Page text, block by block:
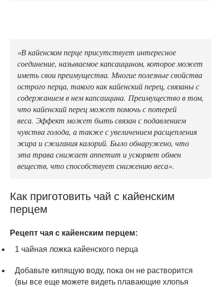
«В кайенском перце присутствует интересное
соединение, называемое капсаицином, которое может
иметь свои преимущества. Многие полезные свойства
острого перца, такого как кайенский перец, связаны с
содержанием в нем капсаицина. Преимущество в том,
что кайенский перец может помочь с потерей
веса. Эффект может быть связан с подавлением
чувства голода, а также с увеличением расщепления
жира и сжигания калорий. Было обнаружено, что
эта трава снижает аппетит и ускоряет обмен
веществ, что способствует снижению веса».
Как приготовить чай с кайенским
перцем
Рецепт чая с кайенским перцем:
1 чайная ложка кайенского перца
Добавьте кипящую воду, пока он не растворится
(вы все еще можете видеть плавающие хлопья